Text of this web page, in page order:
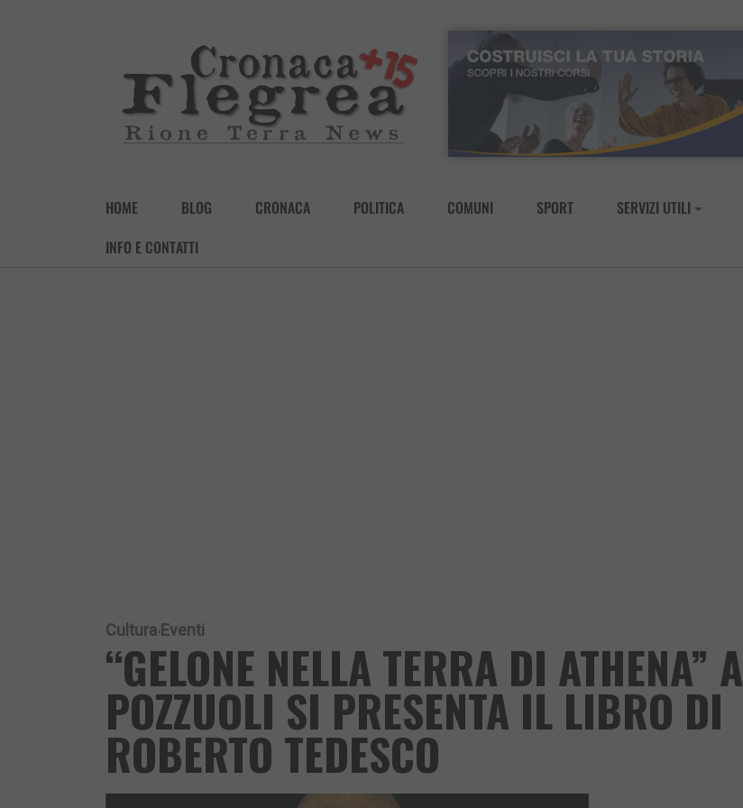
HOME BLOG CRONACA POLITICA COMUNI SPORT SERVIZI UTILI
INFO E CONTATTI
Cultura Eventi
“GELONE NELLA TERRA DI ATHENA” A
POZZUOLI SI PRESENTA IL LIBRO DI
ROBERTO TEDESCO